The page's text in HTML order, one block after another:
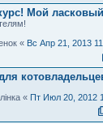
Мой
« Вс Апр 21, 2013
« Пт Июл 20, 2012